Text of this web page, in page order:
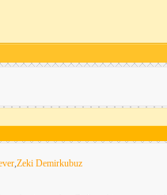
,Zeki Demirkubuz